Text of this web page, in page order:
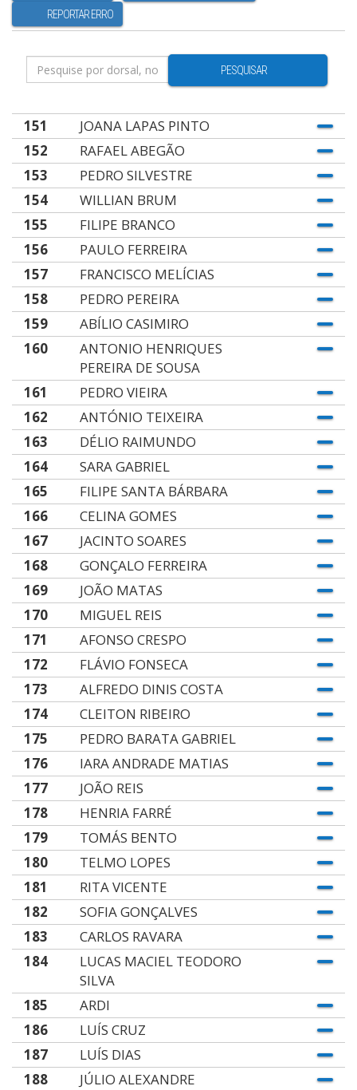
REPORTAR ERRO
PESQUISAR
151
JOANA LAPAS PINTO
152
RAFAEL ABEGÃO
153
PEDRO SILVESTRE
154
WILLIAN BRUM
155
FILIPE BRANCO
156
PAULO FERREIRA
157
FRANCISCO MELÍCIAS
158
PEDRO PEREIRA
159
ABÍLIO CASIMIRO
160
ANTONIO HENRIQUES
PEREIRA DE SOUSA
161
PEDRO VIEIRA
162
ANTÓNIO TEIXEIRA
163
DÉLIO RAIMUNDO
164
SARA GABRIEL
165
FILIPE SANTA BÁRBARA
166
CELINA GOMES
167
JACINTO SOARES
168
GONÇALO FERREIRA
169
JOÃO MATAS
170
MIGUEL REIS
171
AFONSO CRESPO
172
FLÁVIO FONSECA
173
ALFREDO DINIS COSTA
174
CLEITON RIBEIRO
175
PEDRO BARATA GABRIEL
176
IARA ANDRADE MATIAS
177
JOÃO REIS
178
HENRIA FARRÉ
179
TOMÁS BENTO
180
TELMO LOPES
181
RITA VICENTE
182
SOFIA GONÇALVES
183
CARLOS RAVARA
184
LUCAS MACIEL TEODORO
SILVA
185
ARDI
186
LUÍS CRUZ
187
LUÍS DIAS
188
JÚLIO ALEXANDRE